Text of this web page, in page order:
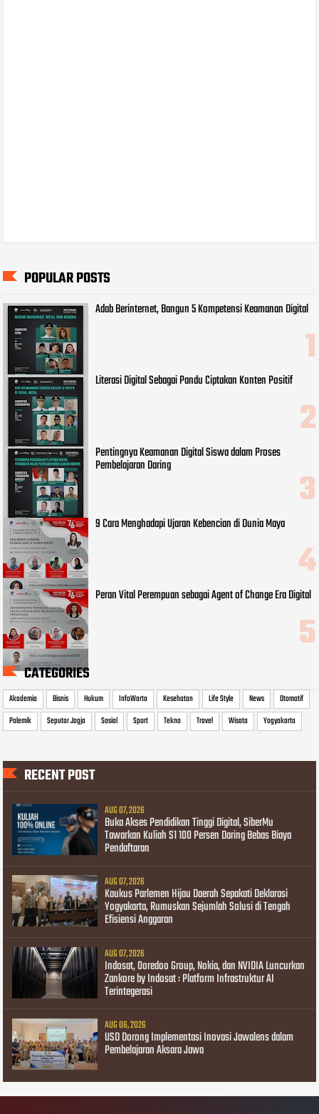
POPULAR POSTS
Adab Berinternet, Bangun 5 Kompetensi Keamanan Digital
Literasi Digital Sebagai Pandu Ciptakan Konten Positif
Pentingnya Keamanan Digital Siswa dalam Proses
Pembelajaran Daring
9 Cara Menghadapi Ujaran Kebencian di Dunia Maya
Peran Vital Perempuan sebagai Agent of Change Era Digital
CATEGORIES
Akademia Bisnis Hukum InfoWarta Kesehatan Life Style News
Otomotif
Polemik
Seputar Jogja Sosial Sport Tekno Travel Wisata Yogyakarta
RECENT POST
AUG 07, 2026
Buka Akses Pendidikan Tinggi Digital, SiberMu
Tawarkan Kuliah S1 100 Persen Daring Bebas Biaya
Pendaftaran
AUG 07, 2026
Kaukus Parlemen Hijau Daerah Sepakati Deklarasi
Yogyakarta, Rumuskan Sejumlah Solusi di Tengah
Efisiensi Anggaran
AUG 07, 2026
Indosat, Ooredoo Group, Nokia, dan NVIDIA Luncurkan
Zankore by Indosat : Platform Infrastruktur AI
Terintegerasi
AUG 06, 2026
USD Dorong Implementasi Inovasi Jawalens dalam
Pembelajaran Aksara Jawa